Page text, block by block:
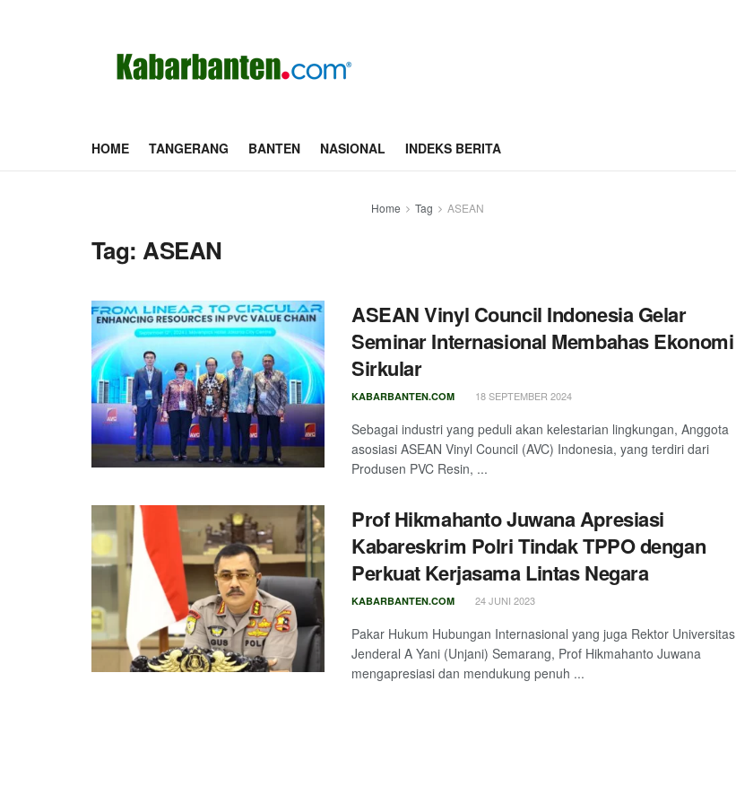
HOME TANGERANG BANTEN NASIONAL INDEKS BERITA
Home Tag ASEAN
Tag:ASEAN
ASEAN Vinyl Council Indonesia Gelar
Seminar Internasional Membahas Ekonomi
Sirkular
KABARBANTEN.COM 18 SEPTEMBER 2024
Sebagai industri yang peduli akan kelestarian lingkungan, Anggota
asosiasi ASEAN Vinyl Council (AVC) Indonesia, yang terdiri dari
Produsen PVC Resin, ...
Prof Hikmahanto Juwana Apresiasi
Kabareskrim Polri Tindak TPPO dengan
Perkuat Kerjasama Lintas Negara
KABARBANTEN.COM 24 JUNI 2023
Pakar Hukum Hubungan Internasional yang juga Rektor Universitas
Jenderal A Yani (Unjani) Semarang, Prof Hikmahanto Juwana
mengapresiasi dan mendukung penuh ...